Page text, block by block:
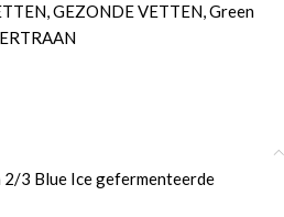
,GEZONDE VETTEN,Green
2/3 Blue Ice gefermenteerde